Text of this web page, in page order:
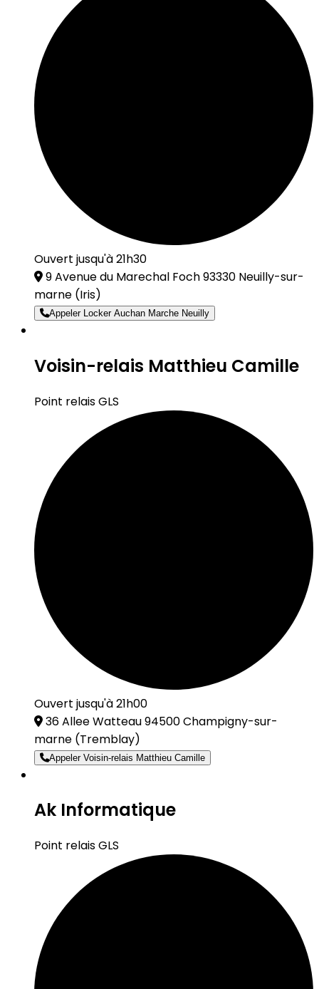
Ouvert jusqu'à 21h30
9 Avenue du Marechal Foch 93330 Neuilly-sur-
marne (Iris)
Appeler Locker Auchan Marche Neuilly
Voisin-relais Matthieu Camille
Point relais GLS
Ouvert jusqu'à 21h00
36 Allee Watteau 94500 Champigny-sur-
marne (Tremblay)
Appeler Voisin-relais Matthieu Camille
Ak Informatique
Point relais GLS